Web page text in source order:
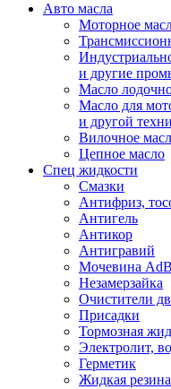
Авто масла
Моторное
и другие
Масло
Масло для
и другой
Вилочное
Цепное масло
Спец жидкости
Смазки
Антифриз,
Антигель
Антикор
Антигравий
Мочевина
Незамерзайка
Очистители
Присадки
Тормозная
Электролит,
Герметик
Жидкая резина